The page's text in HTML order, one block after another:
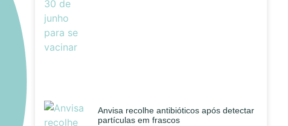
Anvisa recolhe antibióticos após detectar
partículas em frascos